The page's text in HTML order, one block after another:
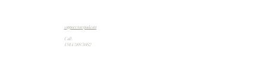
support@artpad.com
Call:
1 914 588 5662